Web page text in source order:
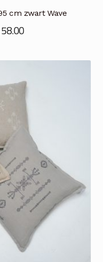
cm zwart Wave
Prijsklasse:
tot
€158.00